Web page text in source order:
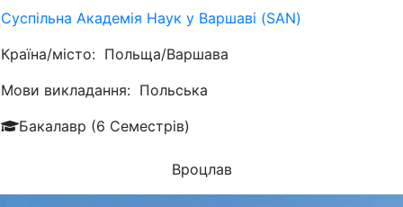
Суспільна Академія Наук у Варшаві (SAN)
Країна/місто: Польща/Варшава
Мови викладання: Польська
Бакалавр (6 Семестрів)
Вроцлав